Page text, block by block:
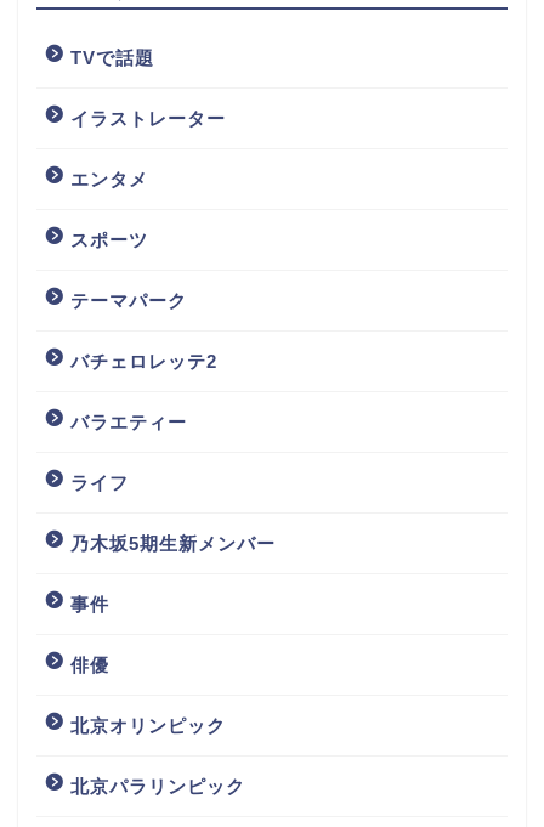
TVで話題
イラストレーター
エンタメ
スポーツ
テーマパーク
バチェロレッテ2
バラエティー
ライフ
乃木坂5期生新メンバー
事件
俳優
北京オリンピック
北京パラリンピック